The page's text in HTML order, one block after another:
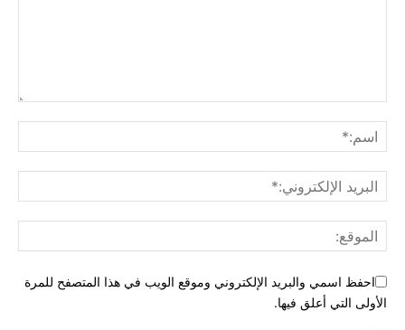
احفظ اسمي والبريد الإلكتروني وموقع الويب في هذا المتصفح للمرة
الأولى التي أعلق فيها.